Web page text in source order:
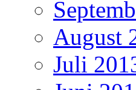
August
Juli